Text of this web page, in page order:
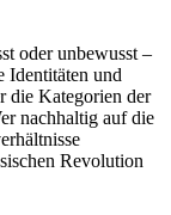
oder unbewusst –
Identitäten und
die Kategorien der
nachhaltig auf die
Revolution